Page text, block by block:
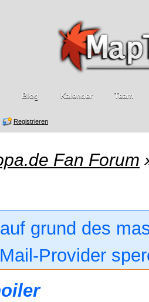
Registrieren
Blog Kalender Team
Fan Forum
grund des
Provider